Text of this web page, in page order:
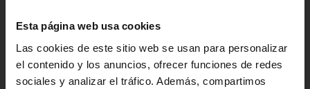
Esta página web usa cookies
Las cookies de este sitio web se usan para personalizar
el contenido y los anuncios, ofrecer funciones de redes
sociales y analizar el tráfico. Además, compartimos